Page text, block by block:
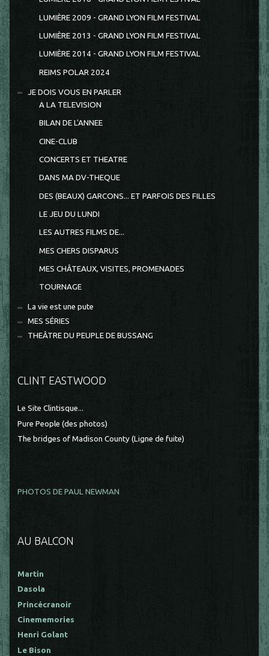
LUMIÈRE 2009 - GRAND LYON FILM FESTIVAL
LUMIÈRE 2013 - GRAND LYON FILM FESTIVAL
LUMIÈRE 2014 - GRAND LYON FILM FESTIVAL
REIMS POLAR 2024
JE DOIS VOUS EN PARLER
A LA TELEVISION
BILAN DE L'ANNEE
CINE-CLUB
CONCERTS ET THEATRE
DANS MA DV-THEQUE
DES (BEAUX) GARCONS... ET PARFOIS DES FILLES
LE JEU DU LUNDI
LES AUTRES FILMS DE...
MES CHERS DISPARUS
MES CHÂTEAUX, VISITES, PROMENADES
TOURNAGE
La vie est une pute
MES SÉRIES
THEÂTRE DU PEUPLE DE BUSSANG
CLINT EASTWOOD
Le Site Clintisque...
Pure People (des photos)
The bridges of Madison County (Ligne de fuite)
PHOTOS DE PAUL NEWMAN
AU BALCON
Martin
Dasola
Princécranoir
Cinememories
Henri Golant
Le Bison